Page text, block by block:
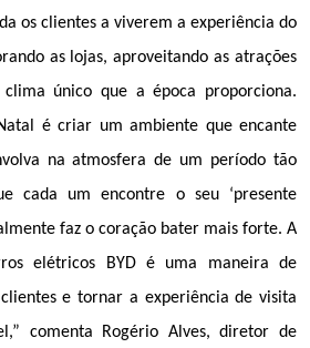
os clientes a viverem a experiência do
as lojas, aproveitando as atrações
único que a época proporciona.
é criar um ambiente que encante
na atmosfera de um período tão
cada um encontre o seu ‘presente
faz o coração bater mais forte. A
elétricos BYD é uma maneira de
e tornar a experiência de visita
comenta Rogério Alves, diretor de